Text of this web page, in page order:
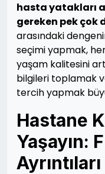
hasta yatakları
gereken pek çok
arasındaki
seçimi yapmak,
yaşam kalitesini
bilgileri toplamak
tercih yapmak
Hastane
Yaşayın:
Ayrıntıları